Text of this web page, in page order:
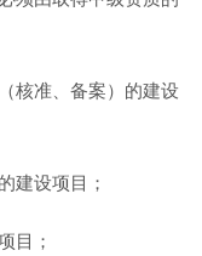
核准、备案）的建设
建设项目；
目；